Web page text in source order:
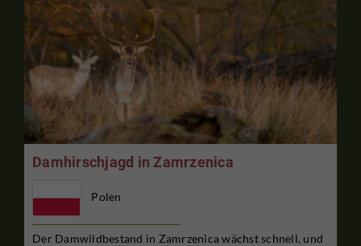
Damhirschjagd in Zamrzenica
Polen
Der Damwildbestand in Zamrzenica wächst schnell, und